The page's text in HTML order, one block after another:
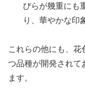
びらが幾重にも
り、華やかな印
これらの他にも、
つ品種が開発されて
ます。